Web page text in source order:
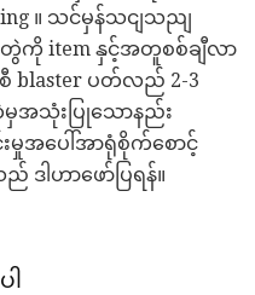
။ သင်မှန်သငျသညျ
item နှင့်အတူစစ်ချီလာ
စီ blaster ပတ်လည် 2-3
အသုံးပြုသောနည်း
အပေါ်အာရုံစိုက်စောင့်
ါဟာဖော်ပြရန်။